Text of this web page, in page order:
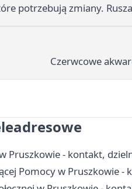
potrzebują zmiany.
Czerwcowe
Pruszkowie - kontakt,
Pomocy w Pruszkowie -